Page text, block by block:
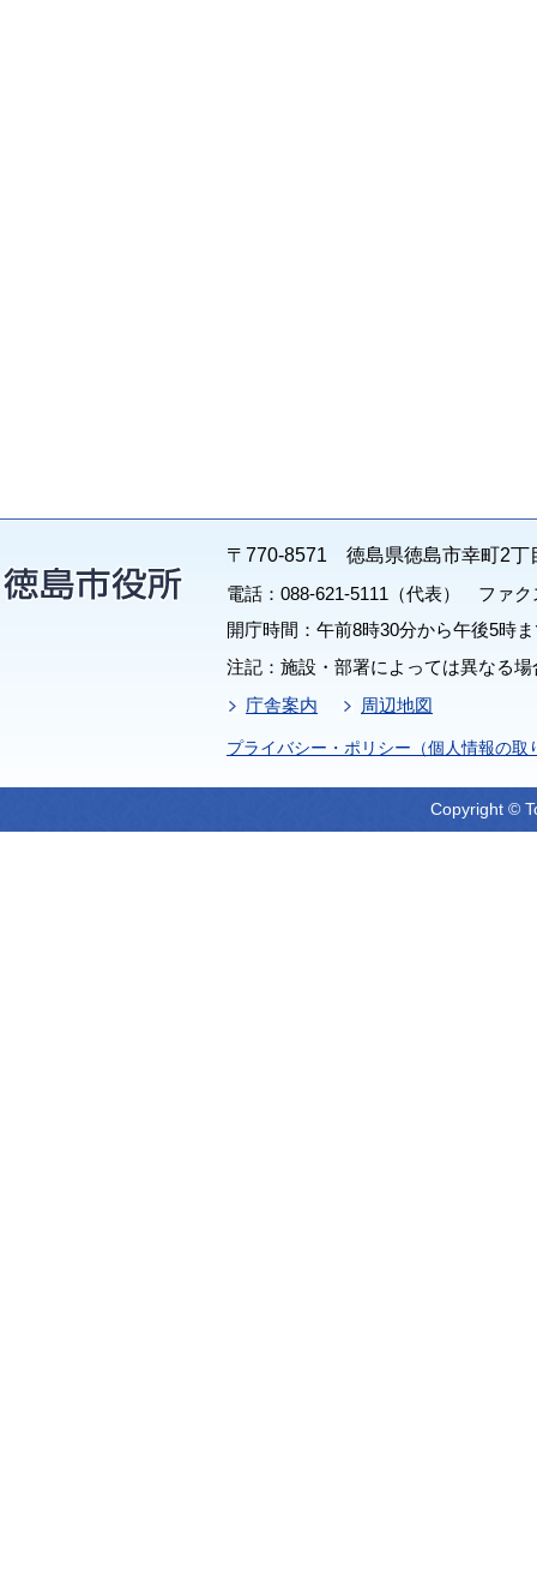
〒770-8571 徳島県徳島市幸町2丁
電話：088-621-5111（代表） ファク
開庁時間：午前8時30分から午後5時
注記：施設・部署によっては異なる
庁舎案内
周辺地図
プライバシー・ポリシー（個人情報の取
Copyright ©